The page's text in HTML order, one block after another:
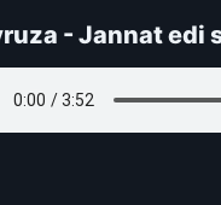
- Jannat edi